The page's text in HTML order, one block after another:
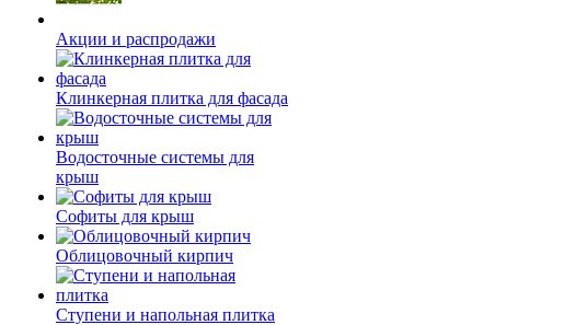
Акции и распродажи
Клинкерная плитка для фасада
Водосточные системы для
крыш
Софиты для крыш
Облицовочный кирпич
Ступени и напольная плитка